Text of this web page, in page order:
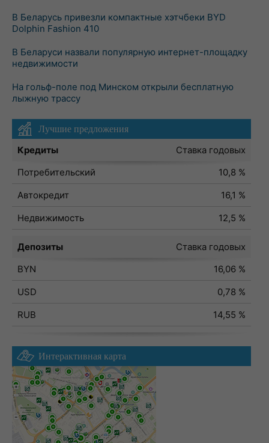
В Беларусь привезли компактные хэтчбеки BYD
Dolphin Fashion 410
В Беларуси назвали популярную интернет-площадку
недвижимости
На гольф-поле под Минском открыли бесплатную
лыжную трассу
Лучшие предложения
Кредиты
Ставка годовых
Потребительский
10,8 %
Автокредит
16,1 %
Недвижимость
12,5 %
Депозиты
Ставка годовых
BYN
16,06 %
USD
0,78 %
RUB
14,55 %
Интерактивная карта